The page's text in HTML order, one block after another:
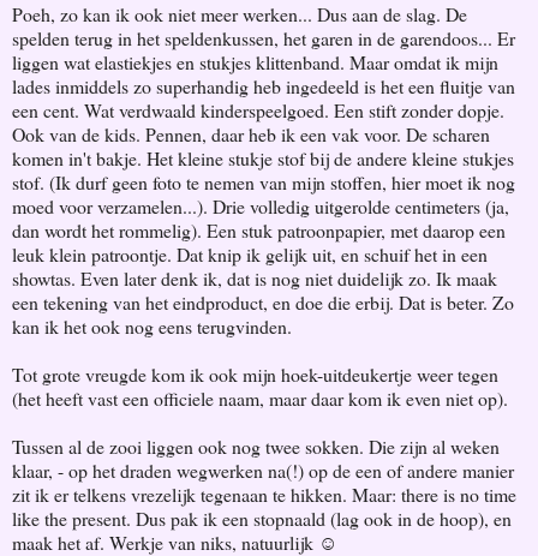
Poeh, zo kan ik ook niet meer werken... Dus aan de slag. De
spelden terug in het speldenkussen, het garen in de garendoos... Er
liggen wat elastiekjes en stukjes klittenband. Maar omdat ik mijn
lades inmiddels zo superhandig heb ingedeeld is het een fluitje van
een cent. Wat verdwaald kinderspeelgoed. Een stift zonder dopje.
Ook van de kids. Pennen, daar heb ik een vak voor. De scharen
komen in't bakje. Het kleine stukje stof bij de andere kleine stukjes
stof. (Ik durf geen foto te nemen van mijn stoffen, hier moet ik nog
moed voor verzamelen...). Drie volledig uitgerolde centimeters (ja,
dan wordt het rommelig). Een stuk patroonpapier, met daarop een
leuk klein patroontje. Dat knip ik gelijk uit, en schuif het in een
showtas. Even later denk ik, dat is nog niet duidelijk zo. Ik maak
een tekening van het eindproduct, en doe die erbij. Dat is beter. Zo
kan ik het ook nog eens terugvinden.
Tot grote vreugde kom ik ook mijn hoek-uitdeukertje weer tegen
(het heeft vast een officiele naam, maar daar kom ik even niet op).
Tussen al de zooi liggen ook nog twee sokken. Die zijn al weken
klaar, - op het draden wegwerken na(!) op de een of andere manier
zit ik er telkens vrezelijk tegenaan te hikken. Maar: there is no time
like the present. Dus pak ik een stopnaald (lag ook in de hoop), en
maak het af. Werkje van niks, natuurlijk ☺